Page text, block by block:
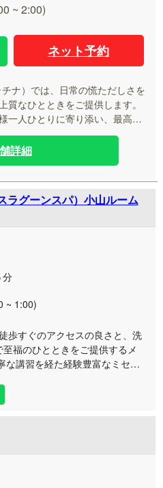
~ 2:00)
ネット予約
ナ）では、日常の慌ただしさを
なひとときをご提供します。
一人ひとりに寄り添い、最高峰
ム
お過ごしいただける完全個室の
仕事を頑張るビジネスマンの方
優しく解きほぐします。お仕事
日のお出かけの合間など、ご
詳細
ラグーンスパ）小山ルーム
分
~ 1:00)
歩すぐのアクセスの良さと、洗
福のひとときをご提供するメ
ロママッサージをお届けいた
女性による質の高い施術は、
頃の疲れを静かにリセットし
エリアの築浅で清潔感あふれ
に、洗練された隠れ家空間で